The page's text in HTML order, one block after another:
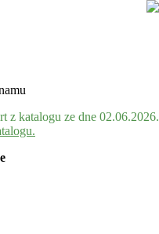
z katalogu ze dne 02.06.2026.